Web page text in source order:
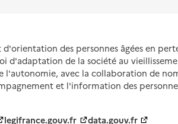
des personnes âgées en
d'adaptation de la société au
l'autonomie, avec la collaboration de
et l'information des
legifrance.gouv.fr data.gouv.fr